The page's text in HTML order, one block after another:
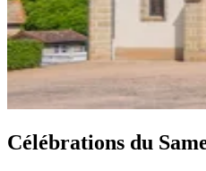
Célébrations du